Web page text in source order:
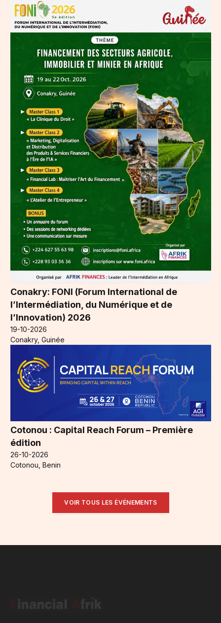
Conakry: FONI (Forum International de
l’Intermédiation, du Numérique et de
l’Innovation) 2026
19-10-2026
Conakry, Guinée
Cotonou : Capital Reach Forum – Première
édition
26-10-2026
Cotonou, Benin
VOIR TOUS LES ÉVÉNEMENTS